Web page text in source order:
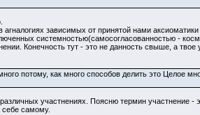
зависимых от принятой нами
системностью(самосогласованностью -
Конечность тут - это не данность свыше, а твое
потому, как много способов делить это Целое
участнениях. Поясню термин участнение -
себе самому.